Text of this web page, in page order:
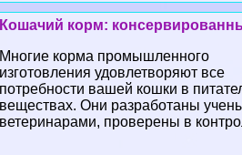
Кошачий корм:
Многие корма промышленного
изготовления удовлетворяют все
потребности вашей кошки в
веществах. Они разработаны
ветеринарами, проверены в